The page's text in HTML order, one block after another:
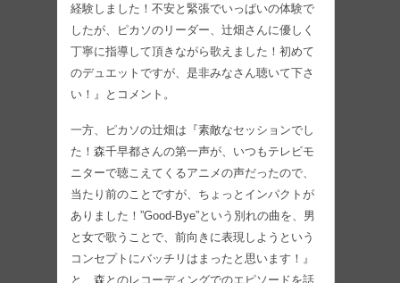
経験しました！不安と緊張でいっぱいの体験で
したが、ピカソのリーダー、辻畑さんに優しく
丁寧に指導して頂きながら歌えました！初めて
のデュエットですが、是非みなさん聴いて下さ
い！』とコメント。
一方、ピカソの辻畑は『素敵なセッションでし
た！森千早都さんの第一声が、いつもテレビモ
ニターで聴こえてくるアニメの声だったので、
当たり前のことですが、ちょっとインパクトが
ありました！”Good-Bye”という別れの曲を、男
と女で歌うことで、前向きに表現しようという
コンセプトにバッチリはまったと思います！』
と、森とのレコーディングでのエピソードを話